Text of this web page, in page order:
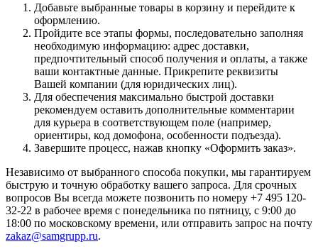
Добавьте выбранные товары в корзину и перейдите к
оформлению.
Пройдите все этапы формы, последовательно заполняя
необходимую информацию: адрес доставки,
предпочтительный способ получения и оплаты, а также
ваши контактные данные. Прикрепите реквизиты
Вашей компании (для юридических лиц).
Для обеспечения максимально быстрой доставки
рекомендуем оставить дополнительные комментарии
для курьера в соответствующем поле (например,
ориентиры, код домофона, особенности подъезда).
Завершите процесс, нажав кнопку «Оформить заказ».
Независимо от выбранного способа покупки, мы гарантируем
быструю и точную обработку вашего запроса. Для срочных
вопросов Вы всегда можете позвонить по номеру +7 495 120-
32-22 в рабочее время с понедельника по пятницу, с 9:00 до
18:00 по московскому времени, или отправить запрос на почту
zakaz@samgrupp.ru.